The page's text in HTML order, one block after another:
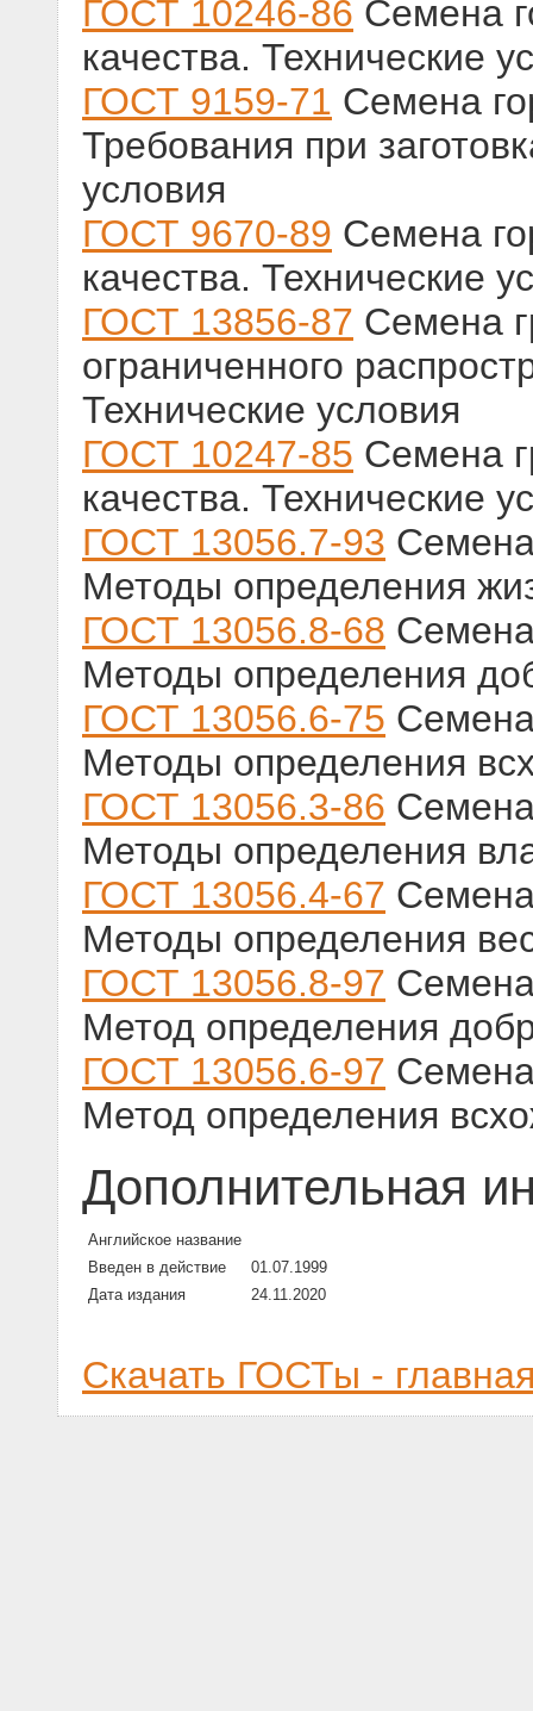
ГОСТ 10246-86 Семена
качества. Технические
ГОСТ 9159-71 Семена
Требования при
условия
ГОСТ 9670-89 Семена
качества. Технические
ГОСТ 13856-87 Семена
ограниченного
Технические условия
ГОСТ 10247-85 Семена
качества. Технические
ГОСТ 13056.7-93
Методы определения
ГОСТ 13056.8-68
Методы определения
ГОСТ 13056.6-75
Методы определения
ГОСТ 13056.3-86
Методы определения
ГОСТ 13056.4-67
Методы определения
ГОСТ 13056.8-97
Метод определения
ГОСТ 13056.6-97
Метод определения
Дополнительная
Английское название
Введен в действие
01.07.1999
Дата издания
24.11.2020
Скачать ГОСТы -